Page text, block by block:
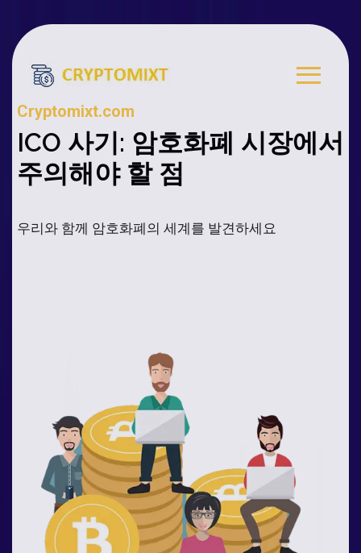
Cryptomixt.com
ICO 사기: 암호화폐 시장에서
주의해야 할 점
우리와 함께 암호화폐의 세계를 발견하세요